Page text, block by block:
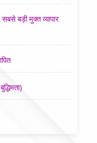
बड़ी मुक्त व्यापार